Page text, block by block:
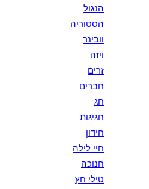
הנגול
הסטוריה
וובינר
ויזה
זרים
חברים
חג
חגיגות
חידון
חיי לילה
חנוכה
טילי חץ